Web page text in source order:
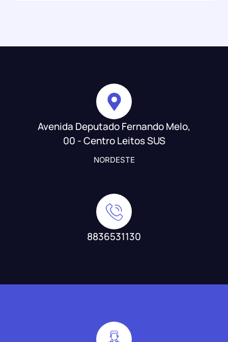
Avenida Deputado Fernando Melo,
00 - Centro Leitos SUS
NORDESTE
8836531130